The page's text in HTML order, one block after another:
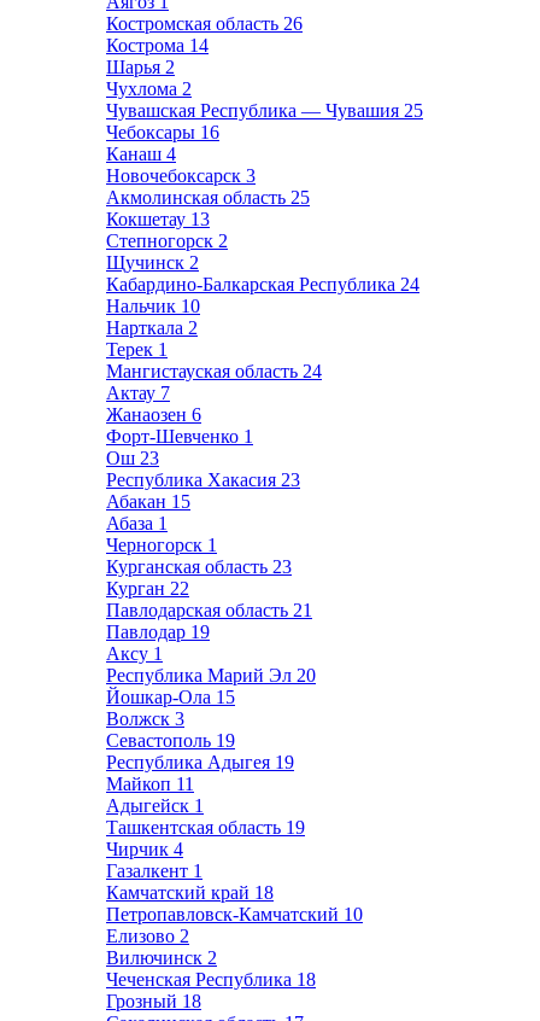
Костромская область 26
Кострома 14
Шарья 2
Чухлома 2
Чувашская Республика — Чувашия 25
Чебоксары 16
Канаш 4
Новочебоксарск 3
Акмолинская область 25
Кокшетау 13
Степногорск 2
Щучинск 2
Кабардино-Балкарская Республика 24
Нальчик 10
Нарткала 2
Терек 1
Мангистауская область 24
Актау 7
Жанаозен 6
Форт-Шевченко 1
Ош 23
Республика Хакасия 23
Абакан 15
Абаза 1
Черногорск 1
Курганская область 23
Курган 22
Павлодарская область 21
Павлодар 19
Аксу 1
Республика Марий Эл 20
Йошкар-Ола 15
Волжск 3
Севастополь 19
Республика Адыгея 19
Майкоп 11
Адыгейск 1
Ташкентская область 19
Чирчик 4
Газалкент 1
Камчатский край 18
Петропавловск-Камчатский 10
Елизово 2
Вилючинск 2
Чеченская Республика 18
Грозный 18